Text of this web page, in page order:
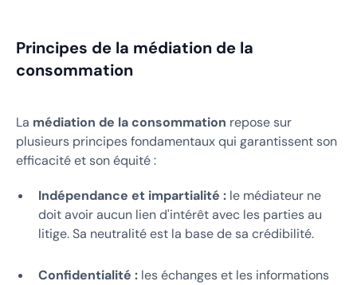
Principes de la médiation de la
consommation
La médiation de la consommation repose sur
plusieurs principes fondamentaux qui garantissent son
efficacité et son équité :
Indépendance et impartialité : le médiateur ne
doit avoir aucun lien d'intérêt avec les parties au
litige. Sa neutralité est la base de sa crédibilité.
Confidentialité : les échanges et les informations